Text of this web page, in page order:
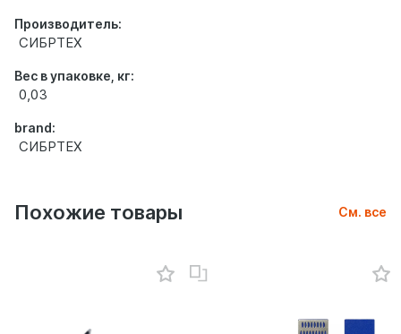
Производитель:
СИБРТЕХ
Вес в упаковке, кг:
0,03
brand:
СИБРТЕХ
Похожие товары См. все